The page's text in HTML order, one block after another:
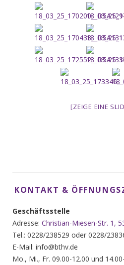
[ZEIGE EINE
KONTAKT &
Geschäftsstelle
Adresse: Christian-Miesen-Str. 1,
Tel.: 0228/238529 oder 0228/
E-Mail: info@bthv.de
Mo., Mi., Fr. 09.00-12.00 und